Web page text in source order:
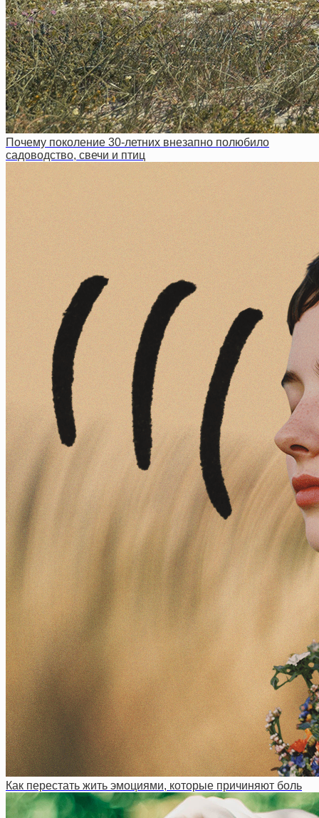
Почему поколение 30-летних внезапно полюбило
садоводство, свечи и птиц
Как перестать жить эмоциями, которые причиняют боль